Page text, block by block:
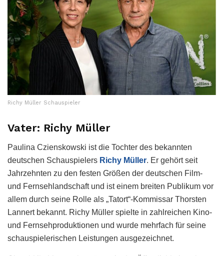
Richy Müller Schauspieler
Vater: Richy Müller
Paulina Czienskowski ist die Tochter des bekannten
deutschen Schauspielers Richy Müller. Er gehört seit
Jahrzehnten zu den festen Größen der deutschen Film-
und Fernsehlandschaft und ist einem breiten Publikum vor
allem durch seine Rolle als „Tatort“-Kommissar Thorsten
Lannert bekannt. Richy Müller spielte in zahlreichen Kino-
und Fernsehproduktionen und wurde mehrfach für seine
schauspielerischen Leistungen ausgezeichnet.